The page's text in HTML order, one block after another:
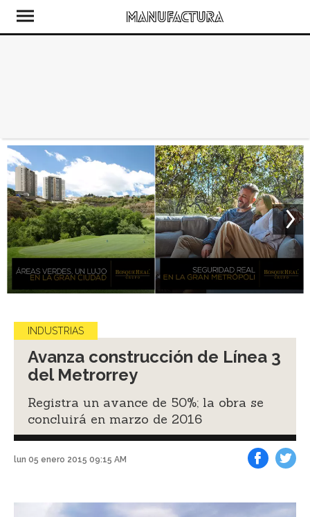
INDUSTRIAS
Avanza construcción de Línea 3
del Metrorrey
Registra un avance de 50%; la obra se
concluirá en marzo de 2016
lun 05 enero 2015 09:15 AM